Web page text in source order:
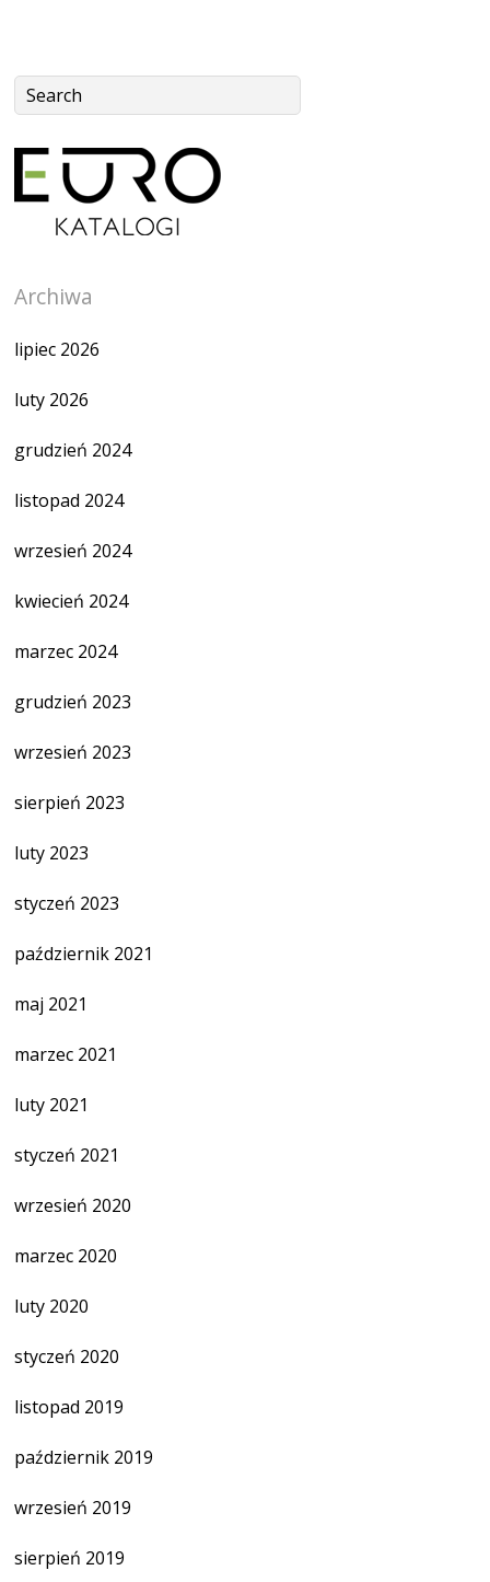
Archiwa
lipiec 2026
luty 2026
grudzień 2024
listopad 2024
wrzesień 2024
kwiecień 2024
marzec 2024
grudzień 2023
wrzesień 2023
sierpień 2023
luty 2023
styczeń 2023
październik 2021
maj 2021
marzec 2021
luty 2021
styczeń 2021
wrzesień 2020
marzec 2020
luty 2020
styczeń 2020
listopad 2019
październik 2019
wrzesień 2019
sierpień 2019